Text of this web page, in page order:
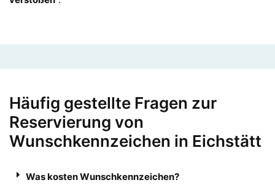
Häufig gestellte Fragen zur
Reservierung von
Wunschkennzeichen in Eichstätt
Was kosten Wunschkennzeichen?